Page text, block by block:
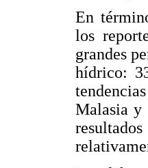
En
los
grandes
hídrico:
Malasia y